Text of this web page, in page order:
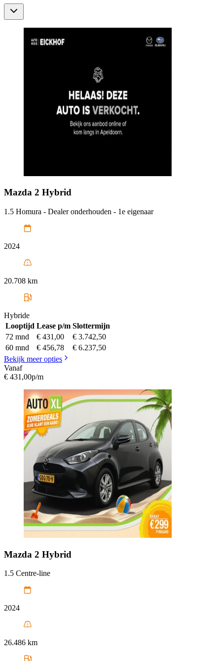
Mazda 2 Hybrid
1.5 Homura - Dealer onderhouden - 1e eigenaar
2024
20.708 km
Hybride
Looptijd Lease p/m Slottermijn
72 mnd
€ 431,00
€ 3.742,50
60 mnd
€ 456,78
€ 6.237,50
Bekijk meer opties
Vanaf
€ 431,00p/m
Mazda 2 Hybrid
1.5 Centre-line
2024
26.486 km